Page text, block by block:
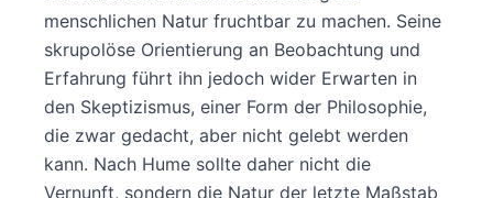
menschlichen Natur fruchtbar zu machen. Seine
skrupolöse Orientierung an Beobachtung und
Erfahrung führt ihn jedoch wider Erwarten in
den Skeptizismus, einer Form der Philosophie,
die zwar gedacht, aber nicht gelebt werden
kann. Nach Hume sollte daher nicht die
Vernunft, sondern die Natur der letzte Maßstab